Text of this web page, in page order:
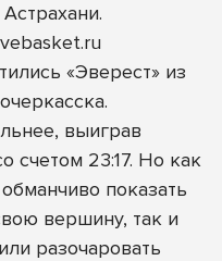
«Эверест» из
выиграв
счетом 23:17. Но как
показать
вершину, так и
разочаровать